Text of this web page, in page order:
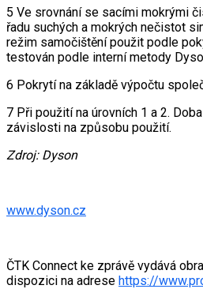
5 Ve srovnání se sacími mokrými
řadu suchých a mokrých nečistot
režim samočištění použit podle
testován podle interní metody
6 Pokrytí na základě výpočtu
7 Při použití na úrovních 1 a 2.
závislosti na způsobu použití.
Zdroj: Dyson
www.dyson.cz
ČTK Connect ke zprávě vydává
dispozici na adrese https://